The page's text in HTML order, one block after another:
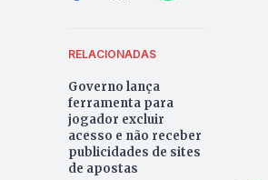
RELACIONADAS
Governo lança
ferramenta para
jogador excluir
acesso e não receber
publicidades de sites
de apostas